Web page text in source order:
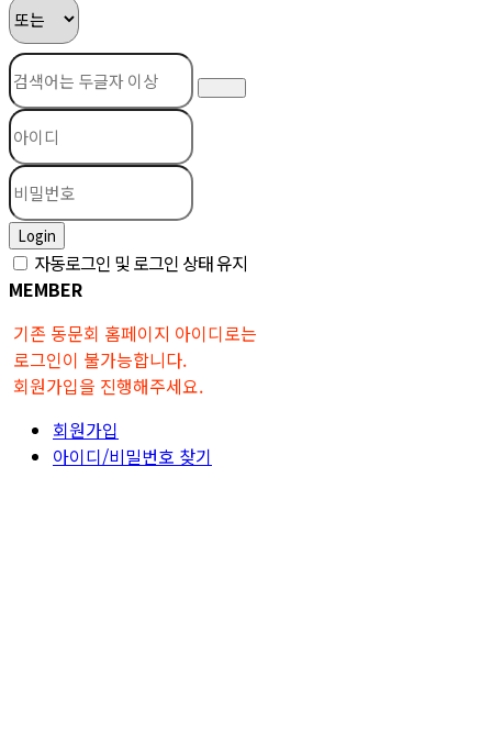
Login
자동로그인 및 로그인 상태 유지
MEMBER
기존 동문회 홈페이지 아이디로는
로그인이 불가능합니다.
회원가입을 진행해주세요.
회원가입
아이디/비밀번호 찾기